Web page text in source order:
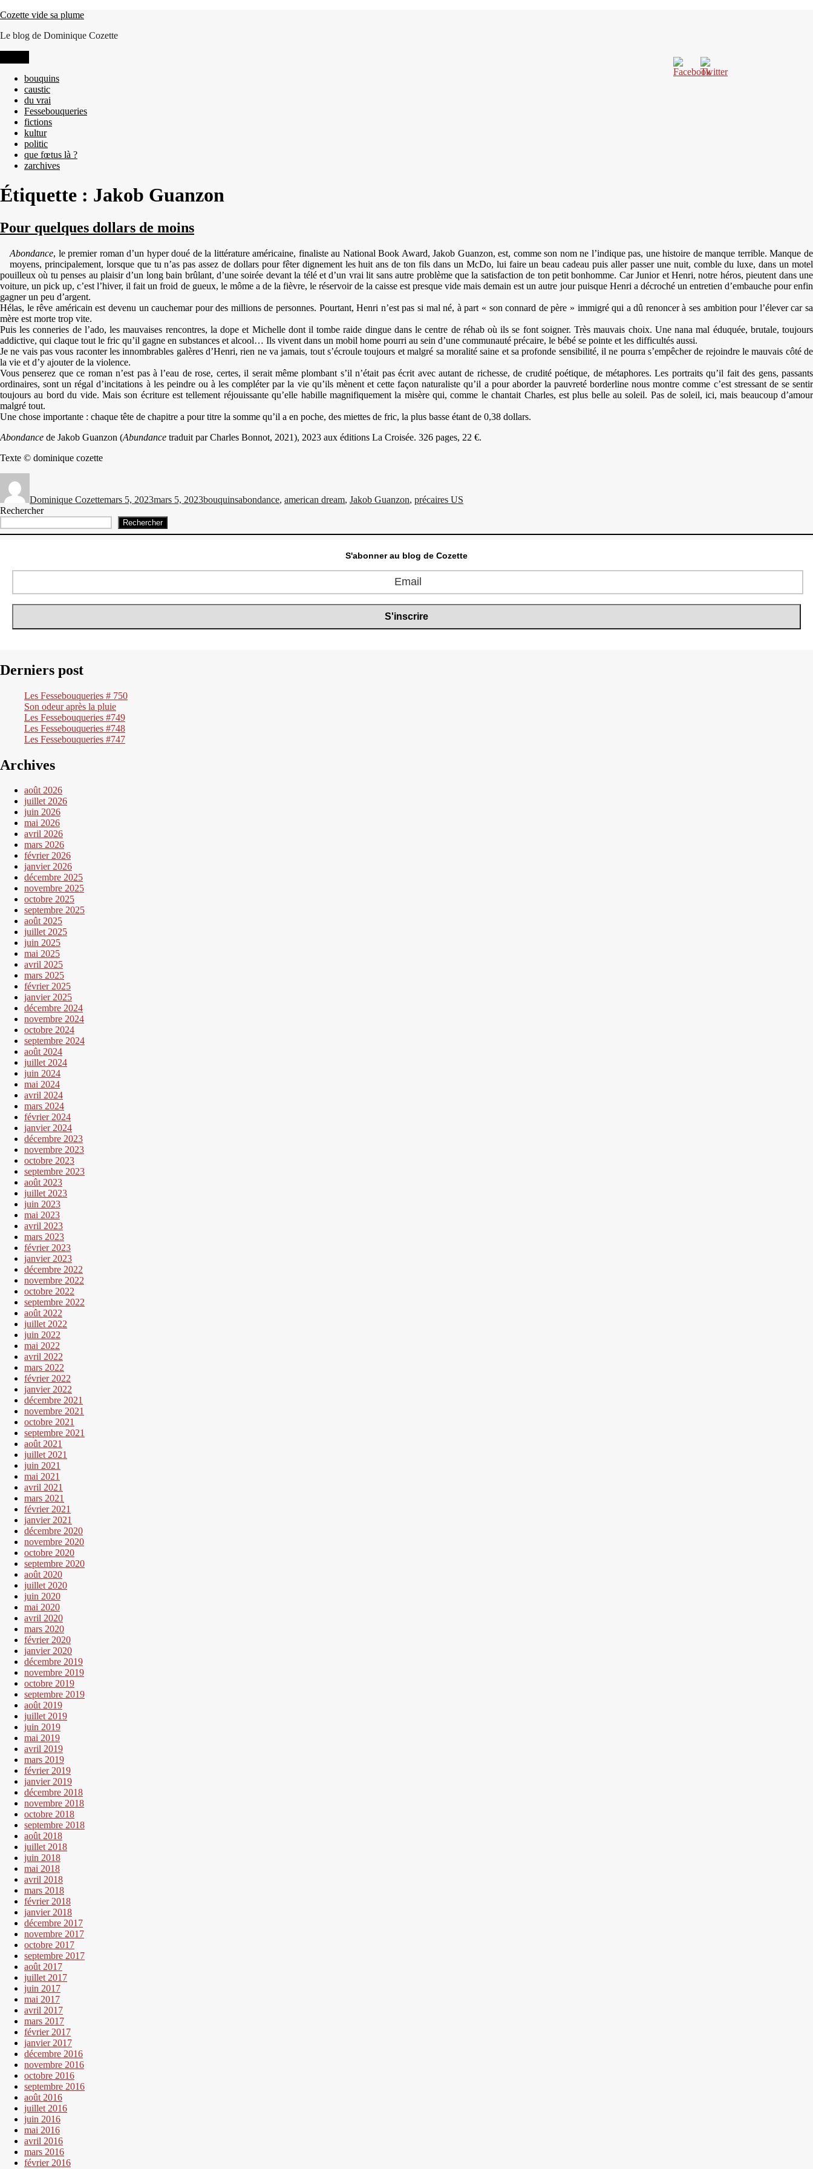
Aller
contenu
Cozette vide sa plume
Le blog de Dominique Cozette
bouquins
caustic
du vrai
Fessebouqueries
fictions
kultur
politic
que fœtus là ?
zarchives
Étiquette : Jakob Guanzon
Pour quelques dollars de moins
Abondance, le premier roman d’un hyper doué de la littérature américaine, finaliste au National Book Award, Jakob Guanzon, est, comme son nom ne l’indique pas, une histoire de manque terrible. Manque de
moyens, principalement, lorsque que tu n’as pas assez de dollars pour fêter dignement les huit ans de ton fils dans un McDo, lui faire un beau cadeau puis aller passer une nuit, comble du luxe, dans un motel
pouilleux où tu penses au plaisir d’un long bain brûlant, d’une soirée devant la télé et d’un vrai lit sans autre problème que la satisfaction de ton petit bonhomme. Car Junior et Henri, notre héros, pieutent dans une
voiture, un pick up, c’est l’hiver, il fait un froid de gueux, le môme a de la fièvre, le réservoir de la caisse est presque vide mais demain est un autre jour puisque Henri a décroché un entretien d’embauche pour enfin
gagner un peu d’argent.
Hélas, le rêve américain est devenu un cauchemar pour des millions de personnes. Pourtant, Henri n’est pas si mal né, à part « son connard de père » immigré qui a dû renoncer à ses ambition pour l’élever car sa
mère est morte trop vite.
Puis les conneries de l’ado, les mauvaises rencontres, la dope et Michelle dont il tombe raide dingue dans le centre de réhab où ils se font soigner. Très mauvais choix. Une nana mal éduquée, brutale, toujours
addictive, qui claque tout le fric qu’il gagne en substances et alcool… Ils vivent dans un mobil home pourri au sein d’une communauté précaire, le bébé se pointe et les difficultés aussi.
Je ne vais pas vous raconter les innombrables galères d’Henri, rien ne va jamais, tout s’écroule toujours et malgré sa moralité saine et sa profonde sensibilité, il ne pourra s’empêcher de rejoindre le mauvais côté de
la vie et d’y ajouter de la violence.
Vous penserez que ce roman n’est pas à l’eau de rose, certes, il serait même plombant s’il n’était pas écrit avec autant de richesse, de crudité poétique, de métaphores. Les portraits qu’il fait des gens, passants
ordinaires, sont un régal d’incitations à les peindre ou à les compléter par la vie qu’ils mènent et cette façon naturaliste qu’il a pour aborder la pauvreté borderline nous montre comme c’est stressant de se sentir
toujours au bord du vide. Mais son écriture est tellement réjouissante qu’elle habille magnifiquement la misère qui, comme le chantait Charles, est plus belle au soleil. Pas de soleil, ici, mais beaucoup d’amour
malgré tout.
Une chose importante : chaque tête de chapitre a pour titre la somme qu’il a en poche, des miettes de fric, la plus basse étant de 0,38 dollars.
Abondance de Jakob Guanzon (Abundance traduit par Charles Bonnot, 2021), 2023 aux éditions La Croisée. 326 pages, 22 €.
Texte © dominique cozette
Dominique Cozettemars 5, 2023mars 5, 2023bouquinsabondance, american dream, Jakob Guanzon, précaires US
Rechercher
Rechercher
S'abonner au blog de Cozette
Derniers post
Les Fessebouqueries # 750
Son odeur après la pluie
Les Fessebouqueries #749
Les Fessebouqueries #748
Les Fessebouqueries #747
Archives
août 2026
juillet 2026
juin 2026
mai 2026
avril 2026
mars 2026
février 2026
janvier 2026
décembre 2025
novembre 2025
octobre 2025
septembre 2025
août 2025
juillet 2025
juin 2025
mai 2025
avril 2025
mars 2025
février 2025
janvier 2025
décembre 2024
novembre 2024
octobre 2024
septembre 2024
août 2024
juillet 2024
juin 2024
mai 2024
avril 2024
mars 2024
février 2024
janvier 2024
décembre 2023
novembre 2023
octobre 2023
septembre 2023
août 2023
juillet 2023
juin 2023
mai 2023
avril 2023
mars 2023
février 2023
janvier 2023
décembre 2022
novembre 2022
octobre 2022
septembre 2022
août 2022
juillet 2022
juin 2022
mai 2022
avril 2022
mars 2022
février 2022
janvier 2022
décembre 2021
novembre 2021
octobre 2021
septembre 2021
août 2021
juillet 2021
juin 2021
mai 2021
avril 2021
mars 2021
février 2021
janvier 2021
décembre 2020
novembre 2020
octobre 2020
septembre 2020
août 2020
juillet 2020
juin 2020
mai 2020
avril 2020
mars 2020
février 2020
janvier 2020
décembre 2019
novembre 2019
octobre 2019
septembre 2019
août 2019
juillet 2019
juin 2019
mai 2019
avril 2019
mars 2019
février 2019
janvier 2019
décembre 2018
novembre 2018
octobre 2018
septembre 2018
août 2018
juillet 2018
juin 2018
mai 2018
avril 2018
mars 2018
février 2018
janvier 2018
décembre 2017
novembre 2017
octobre 2017
septembre 2017
août 2017
juillet 2017
juin 2017
mai 2017
avril 2017
mars 2017
février 2017
janvier 2017
décembre 2016
novembre 2016
octobre 2016
septembre 2016
août 2016
juillet 2016
juin 2016
mai 2016
avril 2016
mars 2016
février 2016